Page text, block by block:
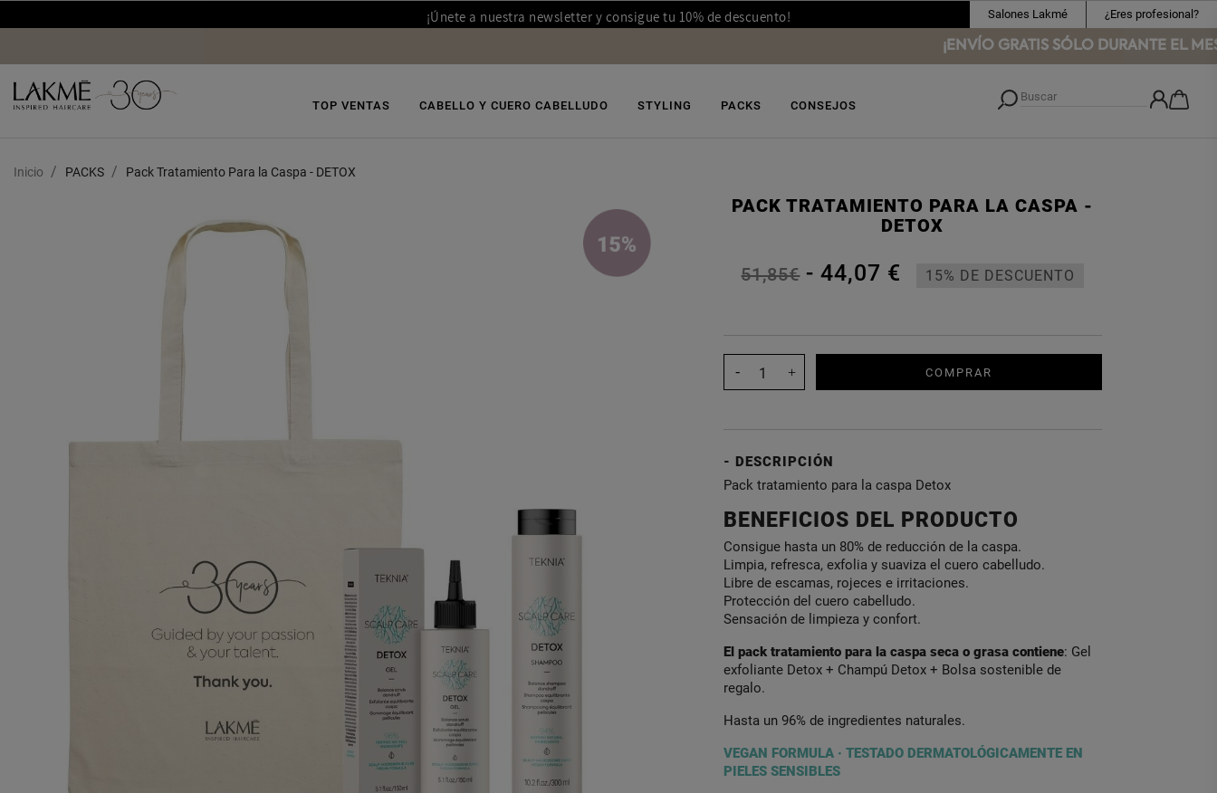
¡Únete a nuestra newsletter y consigue tu 10% de descuento!
¡ENVÍO GRATIS SÓLO DURANTE EL MES
Salones Lakmé ¿Eres profesional?
TOP VENTAS CABELLO Y CUERO CABELLUDO STYLING PACKS CONSEJOS
Inicio PACKS Pack Tratamiento Para la Caspa - DETOX
PACK TRATAMIENTO PARA LA CASPA -
DETOX
51,85€-44,07 € 15% DE DESCUENTO
COMPRAR
DESCRIPCIÓN
Pack tratamiento para la caspa Detox
BENEFICIOS DEL PRODUCTO
Consigue hasta un 80% de reducción de la caspa.
Limpia, refresca, exfolia y suaviza el cuero cabelludo.
Libre de escamas, rojeces e irritaciones.
Protección del cuero cabelludo.
Sensación de limpieza y confort.
El pack tratamiento para la caspa seca o grasa contiene: Gel
exfoliante Detox + Champú Detox + Bolsa sostenible de
regalo.
Hasta un 96% de ingredientes naturales.
VEGAN FORMULA · TESTADO DERMATOLÓGICAMENTE EN
PIELES SENSIBLES